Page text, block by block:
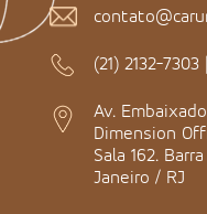
(21) 2132-7303 |
Av.
Dimension
Sala 162.
Janeiro / RJ